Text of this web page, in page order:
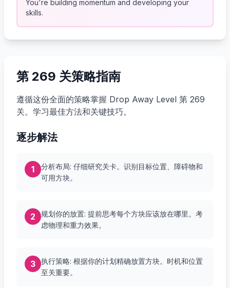
You're building momentum and developing your
skills.
第 269 关策略指南
遵循这份全面的策略掌握 Drop Away Level 第 269
关。学习最佳方法和关键技巧。
逐步解法
1
分析布局: 仔细研究关卡。识别目标位置、障碍物和
可用方块。
2
规划你的放置: 提前思考每个方块应该放在哪里。考
虑物理和重力效果。
3
执行策略: 根据你的计划精确放置方块。时机和位置
至关重要。